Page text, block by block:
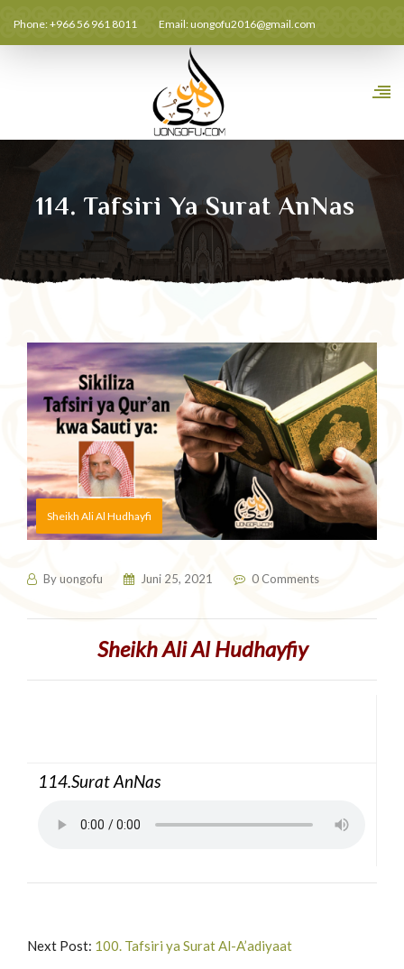
Phone: +966 56 961 8011 Email:uongofu2016@gmail.com
114. Tafsiri Ya Surat AnNas
Sheikh Ali Al Hudhayfi
Byuongofu Juni 25, 2021 0 Comments
Sheikh Ali Al Hudhayfiy
114.Surat AnNas
Next Post: 100. Tafsiri ya Surat Al-A’adiyaat